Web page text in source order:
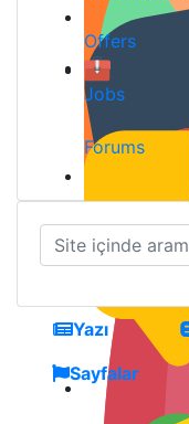
Offers
Jobs
Forums
Yazı
Sayfalar